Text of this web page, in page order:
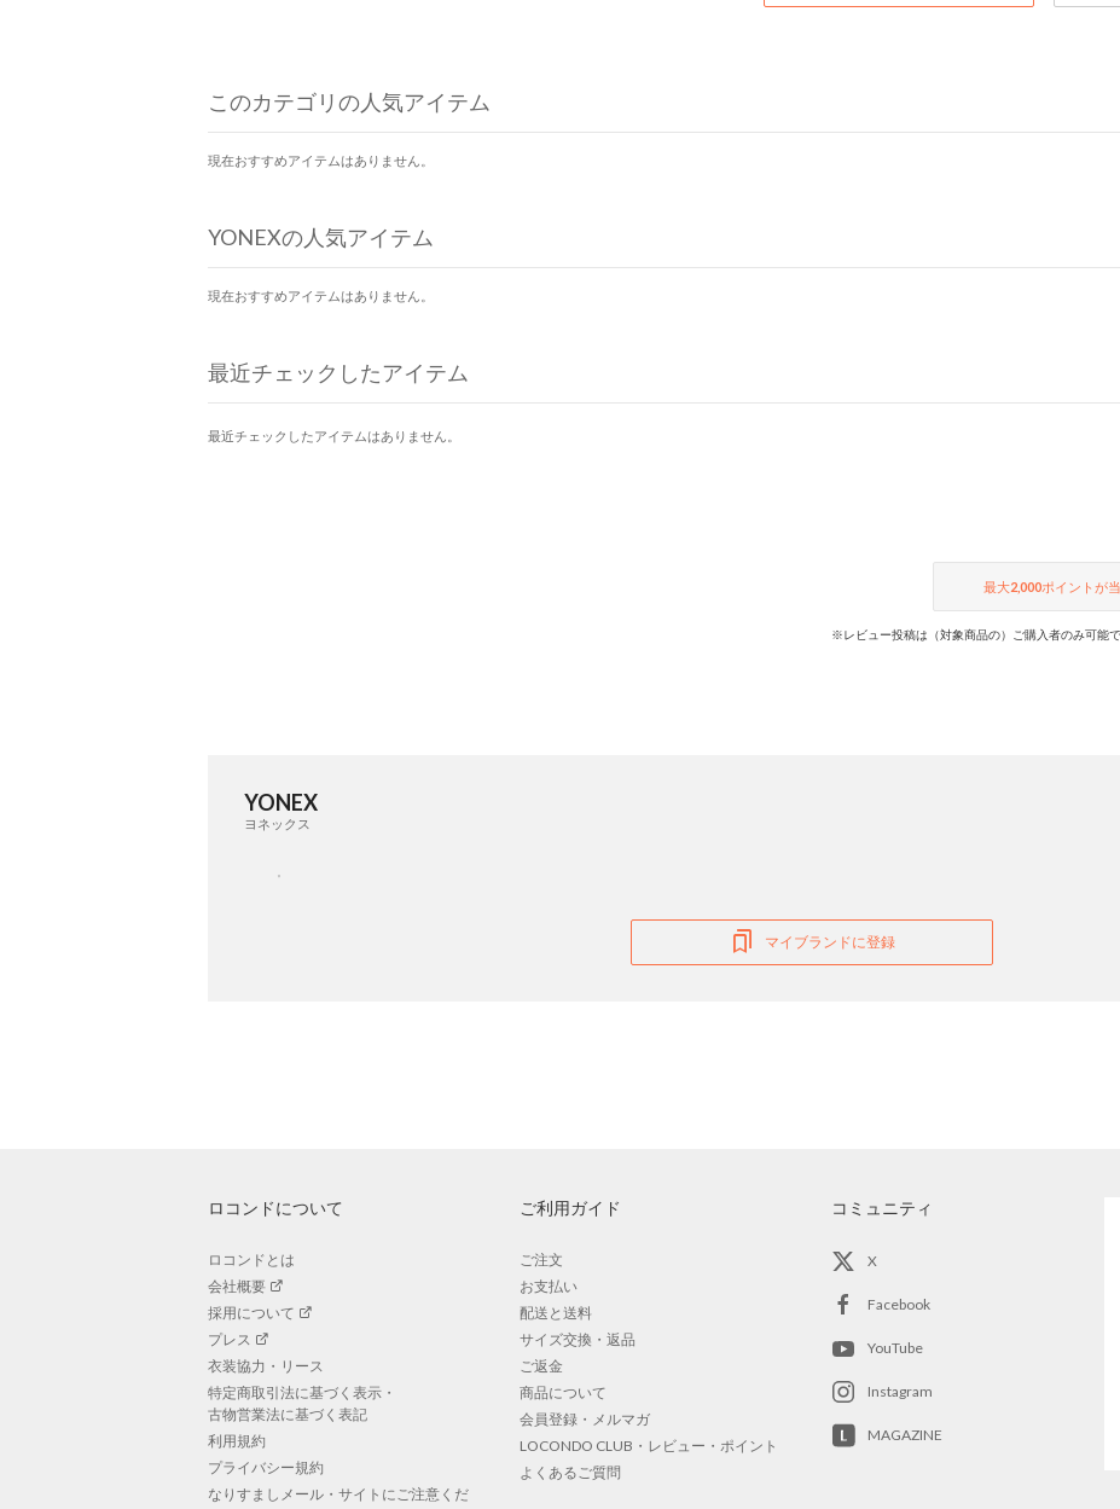
このカテゴリの人気アイテム
現在おすすめアイテムはありません。
YONEXの人気アイテム
現在おすすめアイテムはありません。
最近チェックしたアイテム
最近チェックしたアイテムはありません。
最大2,000ポイントが
※レビュー投稿は（対象商品の）ご購入者のみ可能
YONEX
ヨネックス
マイブランドに登録
ロコンドについて
ロコンドとは
会社概要
採用について
プレス
衣装協力・リース
特定商取引法に基づく表示・
古物営業法に基づく表記
利用規約
プライバシー規約
なりすましメール・サイトにご注意くだ
ご利用ガイド
ご注文
お支払い
配送と送料
サイズ交換・返品
ご返金
商品について
会員登録・メルマガ
LOCONDO CLUB・レビュー・ポイント
よくあるご質問
コミュニティ
X
Facebook
YouTube
Instagram
MAGAZINE